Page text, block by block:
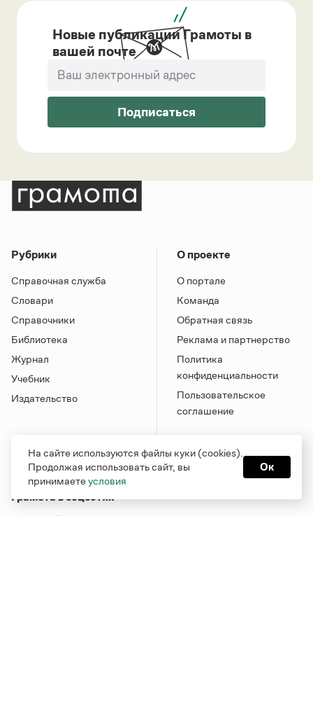
Новые публикации Грамоты в
вашей почте
Подписаться
Рубрики
Справочная служба
Словари
Справочники
Библиотека
Журнал
Учебник
Издательство
О проекте
О портале
Команда
Обратная связь
Реклама и партнерство
Политика
конфиденциальности
Пользовательское
соглашение
Грамота в соцсетях
На сайте используются файлы куки (cookies).
Продолжая использовать сайт, вы
принимаетеусловия
Ок